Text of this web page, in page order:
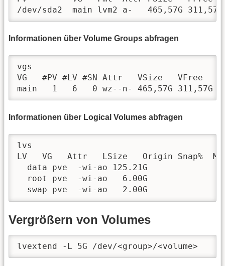
/dev/sda2  main lvm2 a-   465,57G 311,57G
Informationen über Volume Groups abfragen
vgs
VG   #PV #LV #SN Attr   VSize   VFree
main   1   6   0 wz--n- 465,57G 311,57G
Informationen über Logical Volumes abfragen
lvs
LV   VG   Attr   LSize   Origin Snap%
data pve  -wi-
root pve  -wi-
  swap pve  -wi-ao   2.00G
Vergrößern von Volumes
lvextend -L 5G /dev/<group>/<volume>